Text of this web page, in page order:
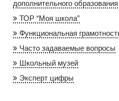
дополнительного образования
ТОР “Моя школа”
Функциональная
Часто задаваемые вопросы
Школьный музей
Эксперт цифры